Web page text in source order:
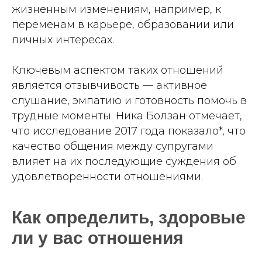
жизненным изменениям, например, к
переменам в карьере, образовании или
личных интересах.
Ключевым аспектом таких отношений
является отзывчивость — активное
слушание, эмпатию и готовность помочь в
трудные моменты. Ника Болзан отмечает,
что исследование 2017 года показало*, что
качество общения между супругами
влияет на их последующие суждения об
удовлетворенности отношениями.
Как определить, здоровые
ли у вас отношения